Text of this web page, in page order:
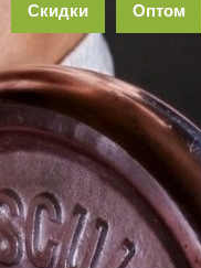
Скидки Оптом